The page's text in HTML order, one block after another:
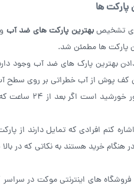
ها
تشخیصبهترین پارکت های ضد آب
پارکت ها مطمئن شد.
بهترین پارک های ضد آب وجود دارد
کف پوش از آب خطراتی بر روی
دیگر روش های
کنم افرادی که تمایل دارند از
هنگام خرید هستند به نکاتی که در
فروشگاه های اینترنتی موکت در